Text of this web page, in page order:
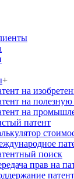
+
на
на полезную
на
патент
поиск
прав на